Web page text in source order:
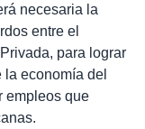
necesaria la
entre el
para lograr
economía del
empleos que